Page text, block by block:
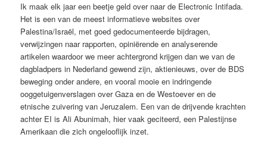
Ik maak elk jaar een beetje geld over naar de Electronic Intifada.
Het is een van de meest informatieve websites over
Palestina/Israël, met goed gedocumenteerde bijdragen,
verwijzingen naar rapporten, opiniërende en analyserende
artikelen waardoor we meer achtergrond krijgen dan we van de
dagbladpers in Nederland gewend zijn, aktienieuws, over de BDS
beweging onder andere, en vooral mooie en indringende
ooggetuigenverslagen over Gaza en de Westoever en de
etnische zuivering van Jeruzalem. Een van de drijvende krachten
achter EI is Ali Abunimah, hier vaak geciteerd, een Palestijnse
Amerikaan die zich ongelooflijk inzet.